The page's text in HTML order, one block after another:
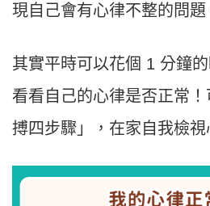
現⾃⼰會有⼼律不整的問題
其實平時可以花個 1 分鐘
看看⾃⼰的⼼律是否正常
搏四步驟」，在家⾃我檢視